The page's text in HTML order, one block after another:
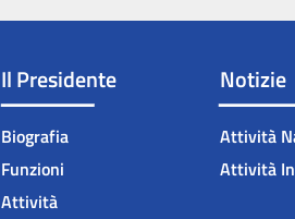
Il Presidente
Biografia
Funzioni
Attività
Notizie
Attività
Attività